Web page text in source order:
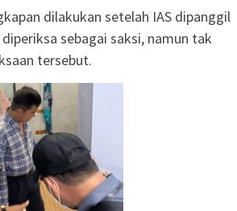
dilakukan setelah IAS dipanggil
sebagai saksi, namun tak
tersebut.